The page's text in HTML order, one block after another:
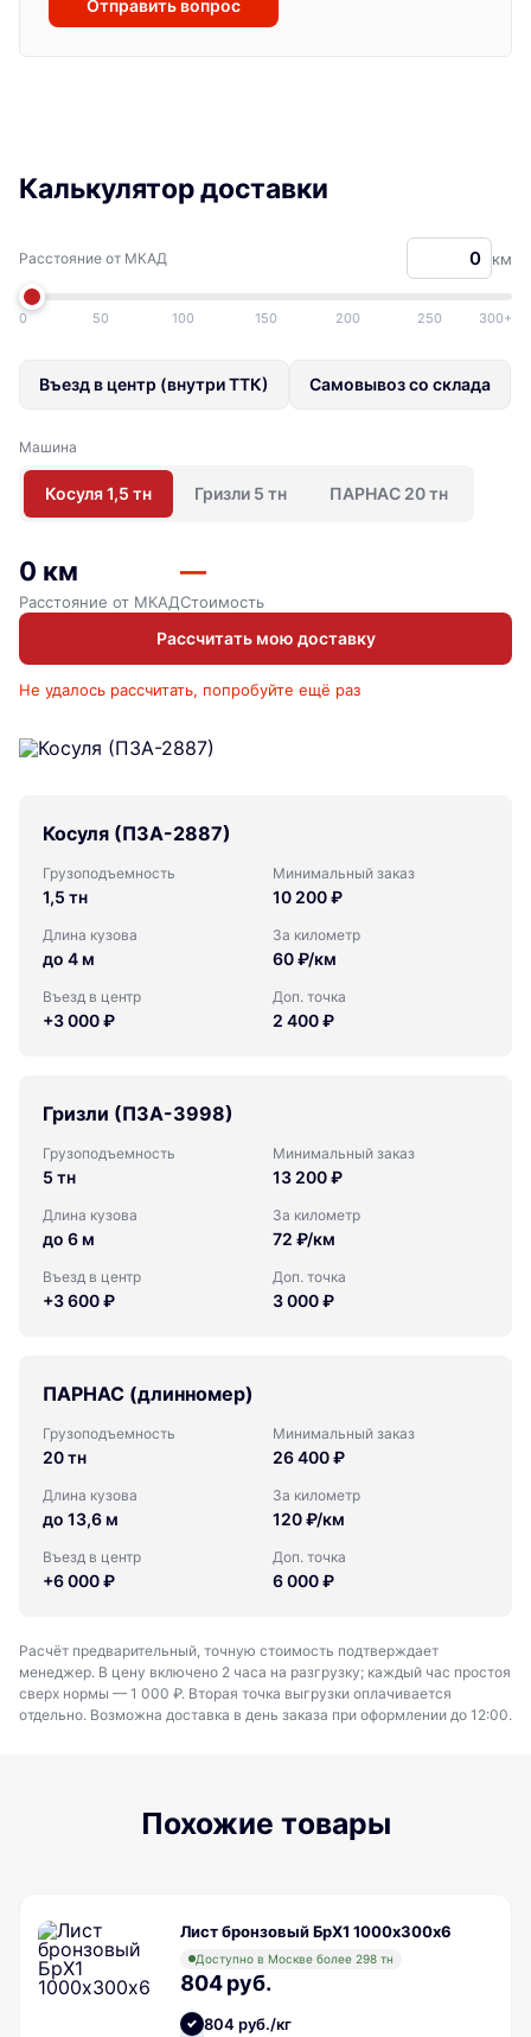
Отправить вопрос
Калькулятор доставки
Расстояние от МКАД км
0 50 100 150 200 250 300+
Въезд в центр (внутри ТТК) Самовывоз со склада
Машина
Косуля 1,5 тн Гризли 5 тн ПАРНАС 20 тн
0 км
Расстояние от МКАД
—
Стоимость
Рассчитать мою доставку
Не удалось рассчитать, попробуйте ещё раз
Косуля (ПЗА-2887)
Грузоподъемность
1,5 тн
Минимальный заказ
10 200 ₽
Длина кузова
до 4 м
За километр
60 ₽/км
Въезд в центр
+3 000 ₽
Доп. точка
2 400 ₽
Гризли (ПЗА-3998)
Грузоподъемность
5 тн
Минимальный заказ
13 200 ₽
Длина кузова
до 6 м
За километр
72 ₽/км
Въезд в центр
+3 600 ₽
Доп. точка
3 000 ₽
ПАРНАС (длинномер)
Грузоподъемность
20 тн
Минимальный заказ
26 400 ₽
Длина кузова
до 13,6 м
За километр
120 ₽/км
Въезд в центр
+6 000 ₽
Доп. точка
6 000 ₽
Расчёт предварительный, точную стоимость подтверждает
менеджер. В цену включено 2 часа на разгрузку; каждый час простоя
сверх нормы — 1 000 ₽. Вторая точка выгрузки оплачивается
отдельно. Возможна доставка в день заказа при оформлении до 12:00.
Похожие товары
Лист бронзовый БрХ1 1000х300х6
Доступно в Москве более 298 тн
804 руб.
804 руб./кг